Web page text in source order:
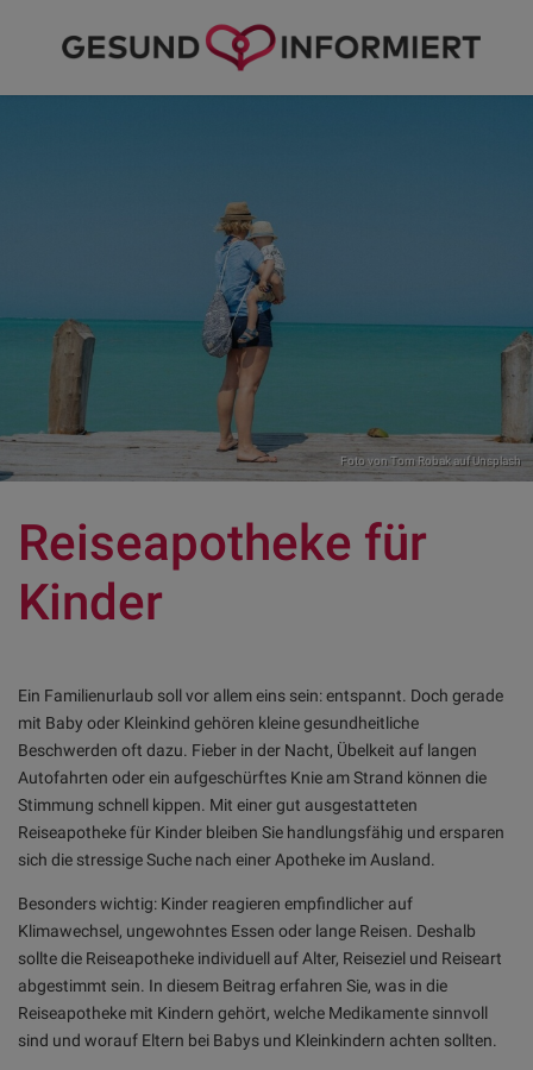
Foto vonTom RobakaufUnsplash
Reiseapotheke für
Kinder
Ein Familienurlaub soll vor allem eins sein: entspannt. Doch gerade
mit Baby oder Kleinkind gehören kleine gesundheitliche
Beschwerden oft dazu. Fieber in der Nacht, Übelkeit auf langen
Autofahrten oder ein aufgeschürftes Knie am Strand können die
Stimmung schnell kippen. Mit einer gut ausgestatteten
Reiseapotheke für Kinder bleiben Sie handlungsfähig und ersparen
sich die stressige Suche nach einer Apotheke im Ausland.
Besonders wichtig: Kinder reagieren empfindlicher auf
Klimawechsel, ungewohntes Essen oder lange Reisen. Deshalb
sollte die Reiseapotheke individuell auf Alter, Reiseziel und Reiseart
abgestimmt sein. In diesem Beitrag erfahren Sie, was in die
Reiseapotheke mit Kindern gehört, welche Medikamente sinnvoll
sind und worauf Eltern bei Babys und Kleinkindern achten sollten.